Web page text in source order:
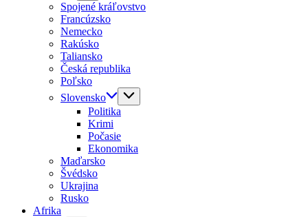
Spojené kráľovstvo
Francúzsko
Nemecko
Rakúsko
Taliansko
Česká republika
Poľsko
Slovensko
Politika
Krimi
Počasie
Ekonomika
Maďarsko
Švédsko
Ukrajina
Rusko
Afrika